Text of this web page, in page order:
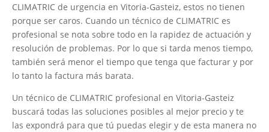
CLIMATRIC de urgencia en Vitoria-Gasteiz, estos no tienen
porque ser caros. Cuando un técnico de CLIMATRIC es
profesional se nota sobre todo en la rapidez de actuación y
resolución de problemas. Por lo que si tarda menos tiempo,
también será menor el tiempo que tenga que facturar y por
lo tanto la factura más barata.
Un técnico de CLIMATRIC profesional en Vitoria-Gasteiz
buscará todas las soluciones posibles al mejor precio y te
las expondrá para que tú puedas elegir y de esta manera no